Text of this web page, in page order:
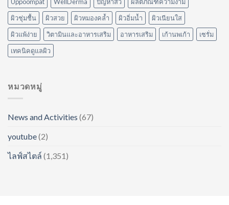
ผิวชุ่มชื้น
ผิวสวย ผิวหมองคล้ำ ผิวอิ่มน้ำ
ผิวเนียนใส
ผิวแพ้ง่าย
วิตามินและอาหารเสริม อาหารเสริม เก้านพเก้า
เซรั่ม
เทคนิคดูแลผิว
หมวดหมู่
News and Activities (67)
youtube(2)
ไลฟ์สไตล์ (1,351)